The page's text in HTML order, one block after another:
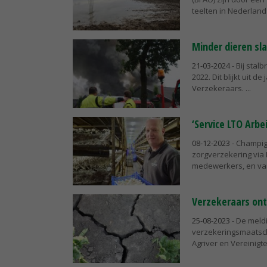
teelten in Nederland
Minder dieren
21-03-2024- Bij
2022. Dit blijkt uit
Verzekeraars.
‘Service LTO
08-12-2023 -
zorgverzekering via
medewerkers, en
Verzekeraars
25-08-2023 - De
Agriver en